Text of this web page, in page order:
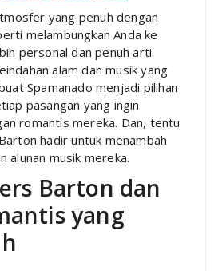
yang penuh dengan
melambungkan Anda ke
personal dan penuh arti.
alam dan musik yang
Spamanado menjadi pilihan
pasangan yang ingin
romantis mereka. Dan, tentu
hadir untuk menambah
alunan musik mereka.
Barton dan
yang